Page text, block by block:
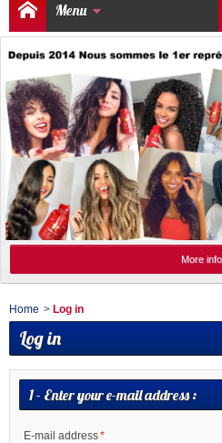
Menu
More
Home > Log in
Log in
1 - Enter your e-mail address :
E-mail address*